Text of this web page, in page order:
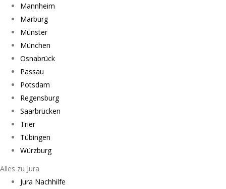
Mannheim
Marburg
Münster
München
Osnabrück
Passau
Potsdam
Regensburg
Saarbrücken
Trier
Tübingen
Würzburg
Alles zu Jura
Jura Nachhilfe